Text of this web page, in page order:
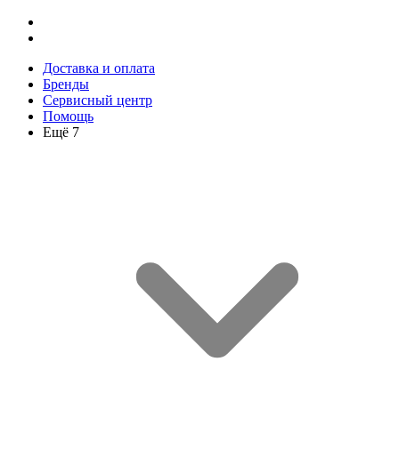
Доставка и оплата
Бренды
Сервисный центр
Помощь
Ещё 7